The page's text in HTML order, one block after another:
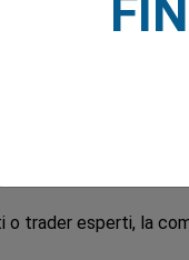
Vedi tutto
nel
o trader esperti, la